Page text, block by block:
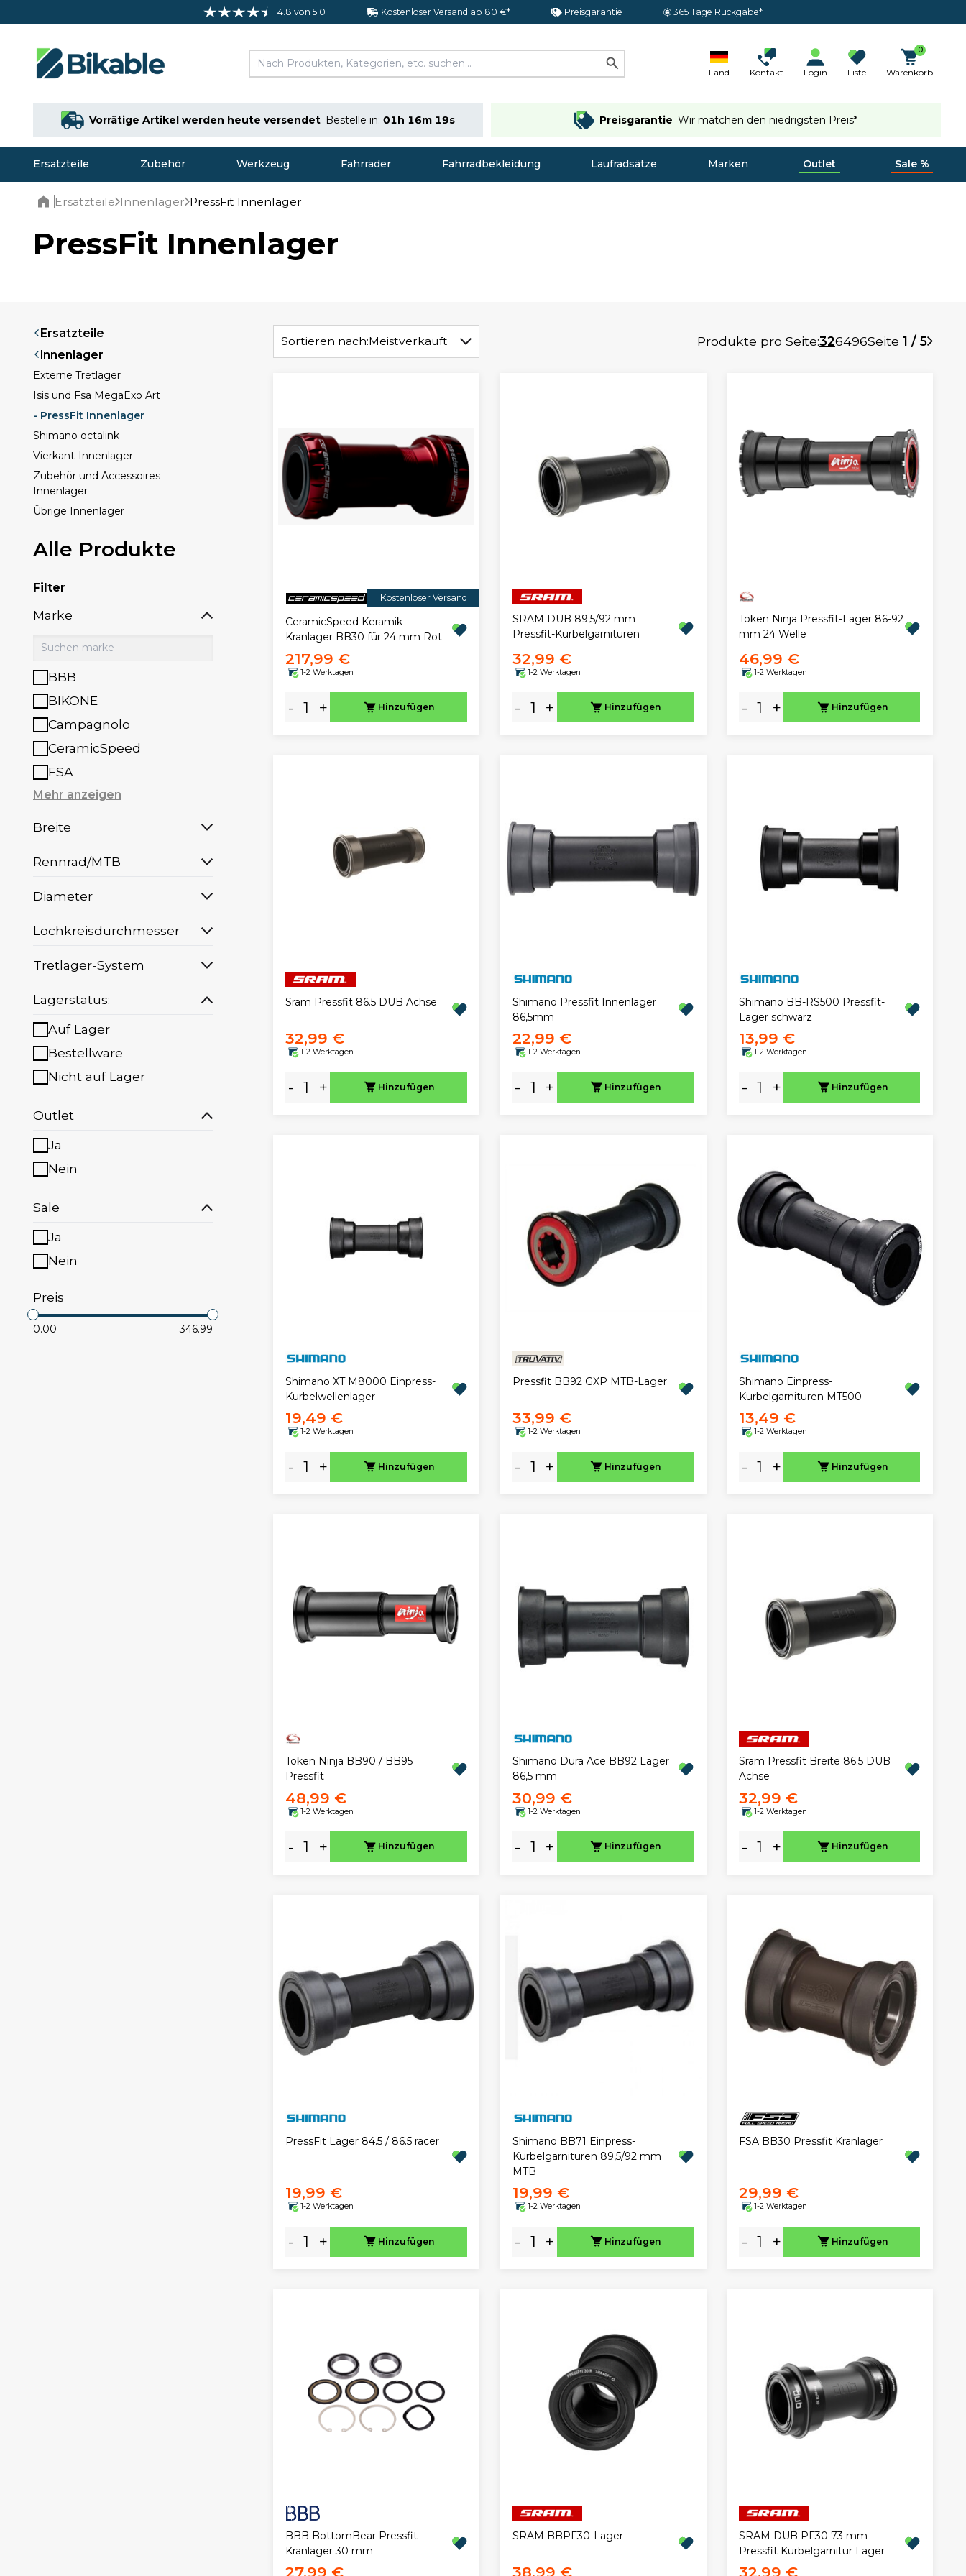
4.8 von 5.0 Kostenloser Versand ab 80 €* Preisgarantie 365 Tage Rückgabe*
Land Kontakt Login Liste
0
Warenkorb
Vorrätige Artikel werden heute versendet Bestelle in:01h 16m 18s Preisgarantie Wir matchen den niedrigsten Preis*
Ersatzteile Zubehör Werkzeug Fahrräder Fahrradbekleidung Laufradsätze Marken Outlet Sale %
Ersatzteile Innenlager PressFit Innenlager
PressFit Innenlager
Ersatzteile
Innenlager
Externe Tretlager
Isis und Fsa MegaExo Art
- PressFit Innenlager
Shimano octalink
Vierkant-Innenlager
Zubehör und Accessoires
Innenlager
Übrige Innenlager
Alle Produkte
Filter
Marke
BBB
BIKONE
Campagnolo
CeramicSpeed
FSA
Mehr anzeigen
Breite
Rennrad/MTB
Diameter
Lochkreisdurchmesser
Tretlager-System
Lagerstatus:
Auf Lager
Bestellware
Nicht auf Lager
Outlet
Ja
Nein
Sale
Ja
Nein
Preis
0.00 346.99
Sortieren nach:Meistverkauft Produkte pro Seite:326496Seite 1 / 5
Kostenloser Versand
CeramicSpeed Keramik-
Kranlager BB30 für 24 mm Rot
217,99 €
1-2 Werktagen
- + Hinzufügen
SRAM DUB 89,5/92 mm
Pressfit-Kurbelgarnituren
32,99 €
1-2 Werktagen
- + Hinzufügen
Token Ninja Pressfit-Lager 86-92
mm 24 Welle
46,99 €
1-2 Werktagen
- + Hinzufügen
Sram Pressfit 86.5 DUB Achse
32,99 €
1-2 Werktagen
- + Hinzufügen
Shimano Pressfit Innenlager
86,5mm
22,99 €
1-2 Werktagen
- + Hinzufügen
Shimano BB-RS500 Pressfit-
Lager schwarz
13,99 €
1-2 Werktagen
- + Hinzufügen
Shimano XT M8000 Einpress-
Kurbelwellenlager
19,49 €
1-2 Werktagen
- + Hinzufügen
Pressfit BB92 GXP MTB-Lager
33,99 €
1-2 Werktagen
- + Hinzufügen
Shimano Einpress-
Kurbelgarnituren MT500
13,49 €
1-2 Werktagen
- + Hinzufügen
Token Ninja BB90 / BB95
Pressfit
48,99 €
1-2 Werktagen
- + Hinzufügen
Shimano Dura Ace BB92 Lager
86,5 mm
30,99 €
1-2 Werktagen
- + Hinzufügen
Sram Pressfit Breite 86.5 DUB
Achse
32,99 €
1-2 Werktagen
- + Hinzufügen
PressFit Lager 84.5 / 86.5 racer
19,99 €
1-2 Werktagen
- + Hinzufügen
Shimano BB71 Einpress-
Kurbelgarnituren 89,5/92 mm
MTB
19,99 €
1-2 Werktagen
- + Hinzufügen
FSA BB30 Pressfit Kranlager
29,99 €
1-2 Werktagen
- + Hinzufügen
BBB BottomBear Pressfit
Kranlager 30 mm
27,99 €
SRAM BBPF30-Lager
38,99 €
SRAM DUB PF30 73 mm
Pressfit Kurbelgarnitur Lager
32,99 €